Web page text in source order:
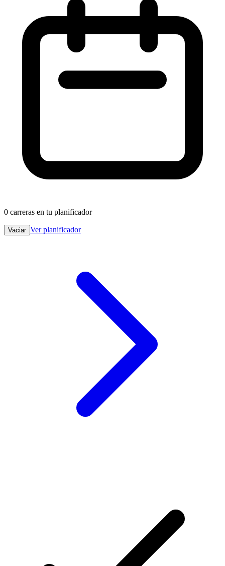
0 carreras en tu planificador
Vaciar Ver planificador